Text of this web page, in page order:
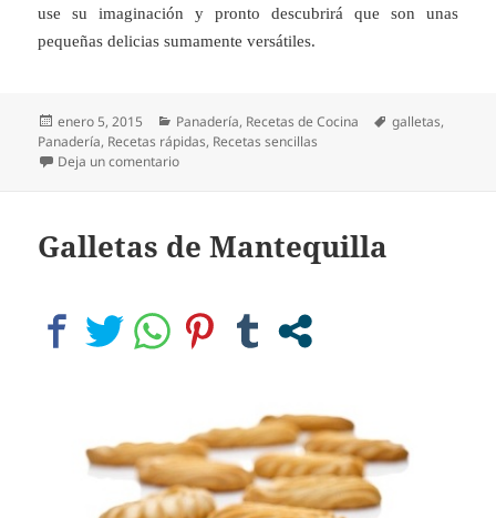
use su imaginación y pronto descubrirá que son unas
pequeñas delicias sumamente versátiles.
Publicado
el
enero 5, 2015 Categorías
Panadería, Recetas de Cocina Etiquetas
galletas,
Panadería, Recetas rápidas, Recetas sencillas
Deja un comentarioen Galletitas de Maicena
Galletas de Mantequilla